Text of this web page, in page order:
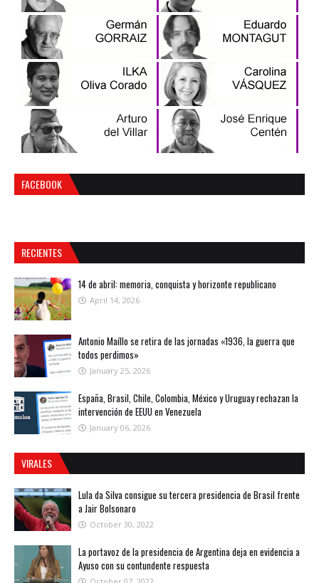
FACEBOOK
RECIENTES
14 de abril: memoria, conquista y horizonte republicano
April 14, 2026
Antonio Maíllo se retira de las jornadas «1936, la guerra que
todos perdimos»
January 25, 2026
España, Brasil, Chile, Colombia, México y Uruguay rechazan la
intervención de EEUU en Venezuela
January 06, 2026
VIRALES
Lula da Silva consigue su tercera presidencia de Brasil frente
a Jair Bolsonaro
October 30, 2022
La portavoz de la presidencia de Argentina deja en evidencia a
Ayuso con su contundente respuesta